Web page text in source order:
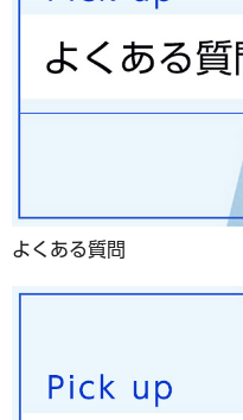
よくある質問